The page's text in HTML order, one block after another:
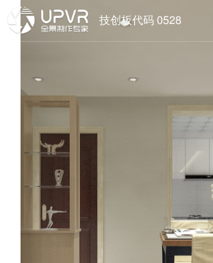
技创板代码 0528